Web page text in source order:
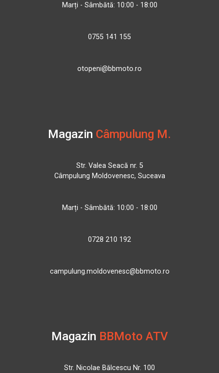
Marți - Sâmbătă: 10:00 - 18:00
0755 141 155
otopeni@bbmoto.ro
Magazin Câmpulung M.
Str. Valea Seacă nr. 5
Câmpulung Moldovenesc, Suceava
Marți - Sâmbătă: 10:00 - 18:00
0728 210 192
campulung.moldovenesc@bbmoto.ro
Magazin BBMoto ATV
Str. Nicolae Bălcescu Nr. 100